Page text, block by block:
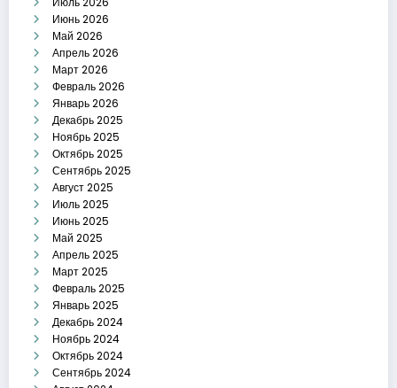
Июнь 2026
Май 2026
Апрель 2026
Март 2026
Февраль 2026
Январь 2026
Декабрь 2025
Ноябрь 2025
Октябрь 2025
Сентябрь 2025
Август 2025
Июль 2025
Июнь 2025
Май 2025
Апрель 2025
Март 2025
Февраль 2025
Январь 2025
Декабрь 2024
Ноябрь 2024
Октябрь 2024
Сентябрь 2024